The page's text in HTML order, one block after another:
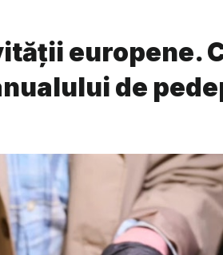
europene.
de